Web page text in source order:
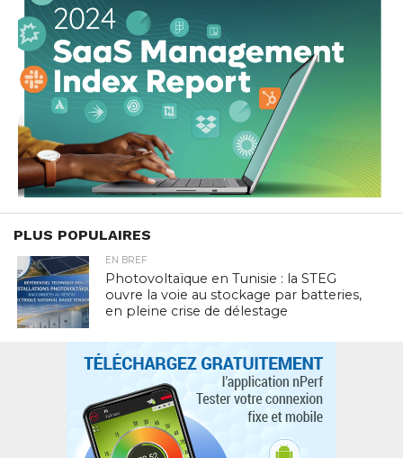
PLUS POPULAIRES
EN BREF
Photovoltaïque en Tunisie : la STEG
ouvre la voie au stockage par batteries,
en pleine crise de délestage